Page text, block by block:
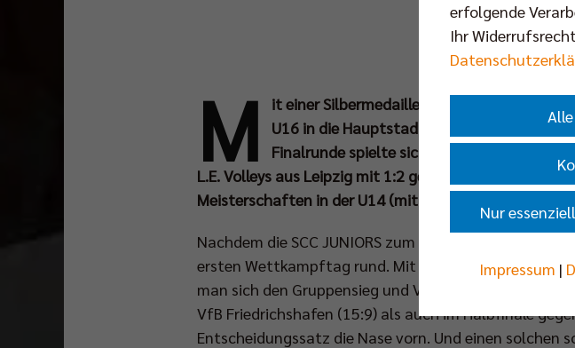
Fotos:
M
it einer Silbermedaille kehrten die SCC
U16 in die Hauptstadt zurück. Bei der von
Finalrunde spielte sich die Berliner
L.E. Volleys aus Leipzig mit 1:2 geschlagen geben.
Meisterschaften in der U14 (mit Rotation Prenzlauer
Nachdem die SCC JUNIORS zum Auftakt in das 16er-
ersten Wettkampftag rund. Mit zwei 2:0-Erfolgen
man sich den Gruppensieg und Viertelfinaleinzug. In
VfB Friedrichshafen (15:9) als auch im Halbfinale
Entscheidungssatz die Nase vorn. Und einen solchen
erfolgende
Ihr
Nur
Impressum |